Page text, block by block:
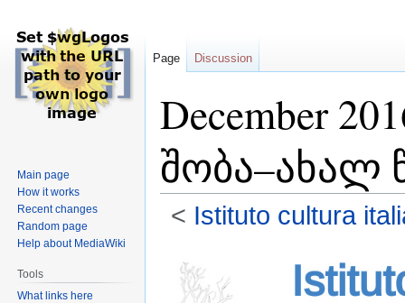
December
< Istituto cultura
navigation
search
Page Discussion
Main page
How it works
Recent changes
Random page
Help about MediaWiki
Tools
What links here